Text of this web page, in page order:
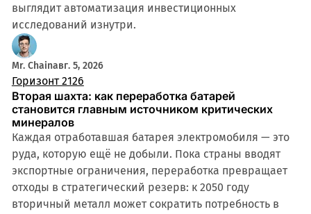
выглядит автоматизация инвестиционных
исследований изнутри.
Mr. Chainавг. 5, 2026
Горизонт 2126
Вторая шахта: как переработка батарей
становится главным источником критических
минералов
Каждая отработавшая батарея электромобиля — это
руда, которую ещё не добыли. Пока страны вводят
экспортные ограничения, переработка превращает
отходы в стратегический резерв: к 2050 году
вторичный металл может сократить потребность в